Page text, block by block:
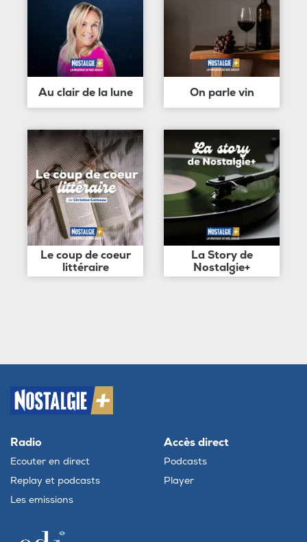
Au clair de la lune On parle vin
Le coup de coeur
littéraire
La Story de
Nostalgie+
Radio
Ecouter en direct
Replay et podcasts
Les emissions
Accès direct
Podcasts
Player